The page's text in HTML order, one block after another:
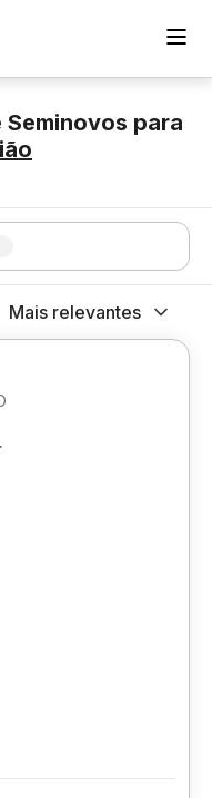
Seminovos para
Mais relevantes